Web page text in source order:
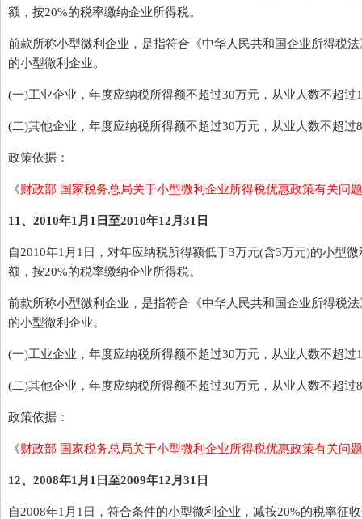
额，按20%的税率缴纳企业所得税。
前款所称小型微利企业，是指符合《中华人民共和国企业所得税
的小型微利企业。
(一)工业企业，年度应纳税所得额不超过30万元，从业人数不超过
(二)其他企业，年度应纳税所得额不超过30万元，从业人数不超过
政策依据：
《财政部 国家税务总局关于小型微利企业所得税优惠政策有关问
11、2010年1月1日至2010年12月31日
自2010年1月1日，对年应纳税所得额低于3万元(含3万元)的小型
额，按20%的税率缴纳企业所得税。
前款所称小型微利企业，是指符合《中华人民共和国企业所得税
的小型微利企业。
(一)工业企业，年度应纳税所得额不超过30万元，从业人数不超过
(二)其他企业，年度应纳税所得额不超过30万元，从业人数不超过
政策依据：
《财政部 国家税务总局关于小型微利企业所得税优惠政策有关问
12、2008年1月1日至2009年12月31日
自2008年1月1日，符合条件的小型微利企业，减按20%的税率征